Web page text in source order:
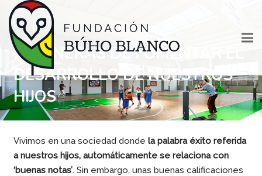
7 MANERAS DE FOMENTAR EL
DESARROLLO DE NUESTROS
HIJOS
Vivimos en una sociedad donde la palabra éxito referida
a nuestros hijos, automáticamente se relaciona con
‘buenas notas’. Sin embargo, unas buenas calificaciones